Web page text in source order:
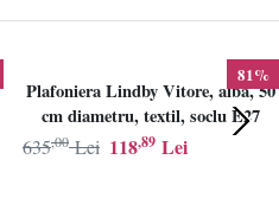
81%
Plafoniera Lindby Vitore, alba, 50
cm diametru, textil, soclu E27
118,89 Lei
635,00 Lei